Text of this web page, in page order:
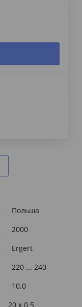
Польша
2000
Ergert
220 ... 240
10.0
20 x 0.5